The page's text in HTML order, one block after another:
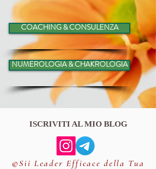
COACHING & CONSULENZA
NUMEROLOGIA & CHAKROLOGIA
ISCRIVITI AL MIO BLOG
©Sii Leader Efficace della Tua